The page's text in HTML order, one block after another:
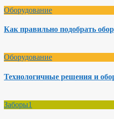
Оборудование
Как правильно подобрать
Оборудование
Технологичные решения и
Заборы1